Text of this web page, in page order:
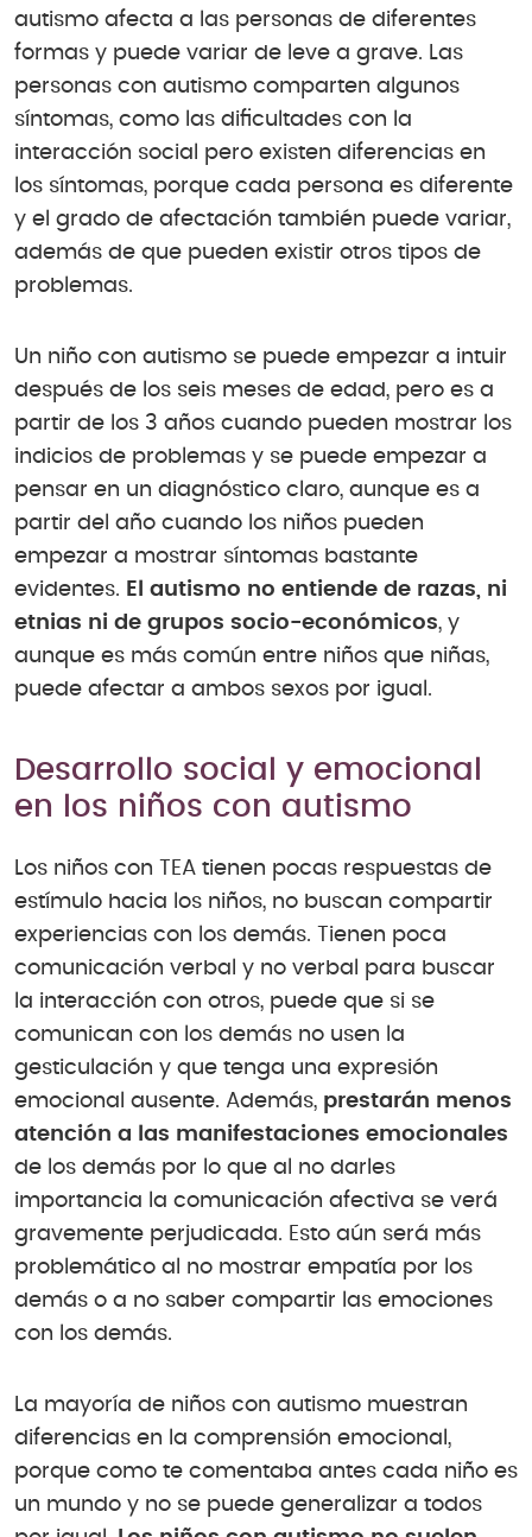
autismo afecta a las personas de diferentes
formas y puede variar de leve a grave. Las
personas con autismo comparten algunos
síntomas, como las dificultades con la
interacción social pero existen diferencias en
los síntomas, porque cada persona es diferente
y el grado de afectación también puede variar,
además de que pueden existir otros tipos de
problemas.
Un niño con autismo se puede empezar a intuir
después de los seis meses de edad, pero es a
partir de los 3 años cuando pueden mostrar los
indicios de problemas y se puede empezar a
pensar en un diagnóstico claro, aunque es a
partir del año cuando los niños pueden
empezar a mostrar síntomas bastante
evidentes. El autismo no entiende de razas, ni
etnias ni de grupos socio-económicos, y
aunque es más común entre niños que niñas,
puede afectar a ambos sexos por igual.
Desarrollo social y emocional
en los niños con autismo
Los niños con TEA tienen pocas respuestas de
estímulo hacia los niños, no buscan compartir
experiencias con los demás. Tienen poca
comunicación verbal y no verbal para buscar
la interacción con otros, puede que si se
comunican con los demás no usen la
gesticulación y que tenga una expresión
emocional ausente. Además, prestarán menos
atención a las manifestaciones emocionales
de los demás por lo que al no darles
importancia la comunicación afectiva se verá
gravemente perjudicada. Esto aún será más
problemático al no mostrar empatía por los
demás o a no saber compartir las emociones
con los demás.
La mayoría de niños con autismo muestran
diferencias en la comprensión emocional,
porque como te comentaba antes cada niño es
un mundo y no se puede generalizar a todos